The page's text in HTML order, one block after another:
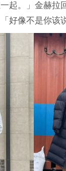
起。」金赫拉
好像不是你该